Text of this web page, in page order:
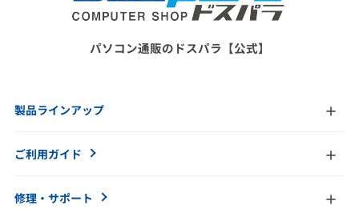
パソコン通販のドスパラ【公式】
製品ラインアップ
ご利用ガイド
修理・サポート